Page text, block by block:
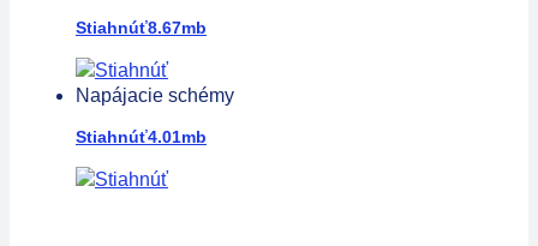
Stiahnúť8.67mb
Napájacie schémy
Stiahnúť4.01mb